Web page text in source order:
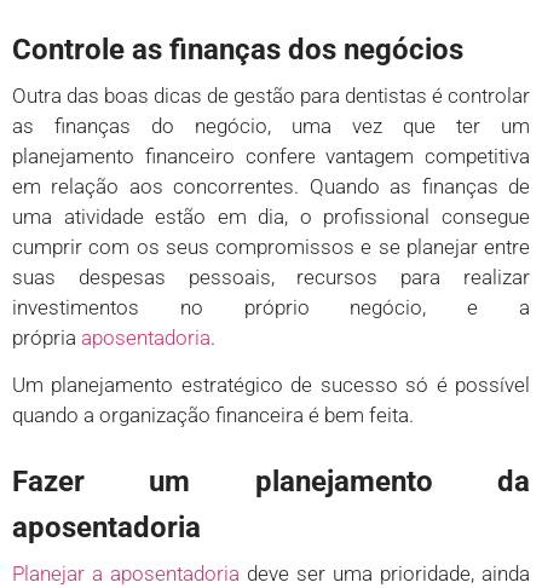
Controle as finanças dos negócios
Outra das boas dicas de gestão para dentistas é controlar
as finanças do negócio, uma vez que ter um
planejamento financeiro confere vantagem competitiva
em relação aos concorrentes. Quando as finanças de
uma atividade estão em dia, o profissional consegue
cumprir com os seus compromissos e se planejar entre
suas despesas pessoais, recursos para realizar
investimentos no próprio negócio, e a
própria aposentadoria.
Um planejamento estratégico de sucesso só é possível
quando a organização financeira é bem feita.
Fazer um planejamento da
aposentadoria
Planejar a aposentadoria deve ser uma prioridade, ainda